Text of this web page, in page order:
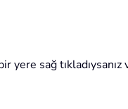
yere sağ tıkladıysanız